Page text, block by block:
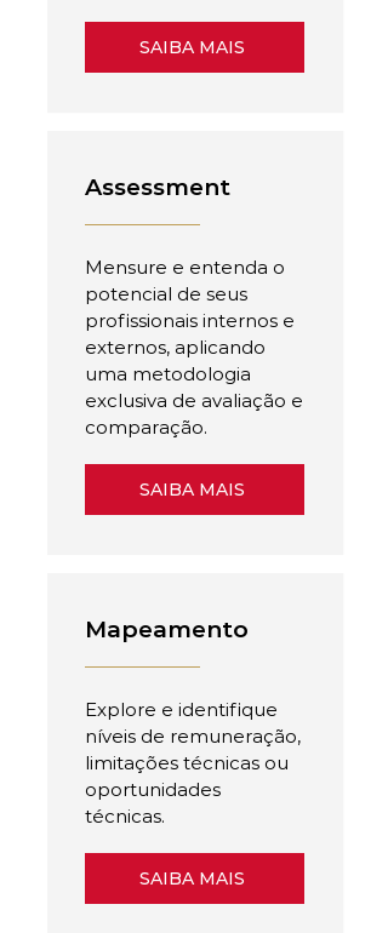
SAIBA MAIS
Assessment
Mensure e entenda o
potencial de seus
profissionais internos e
externos, aplicando
uma metodologia
exclusiva de avaliação e
comparação.
SAIBA MAIS
Mapeamento
Explore e identifique
níveis de remuneração,
limitações técnicas ou
oportunidades
técnicas.
SAIBA MAIS